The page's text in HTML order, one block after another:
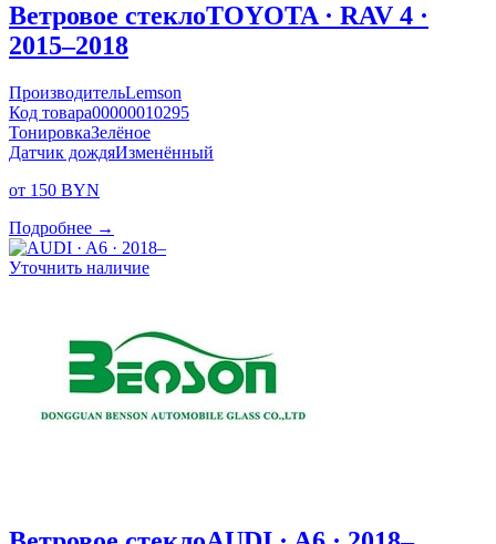
Ветровое стеклоTOYOTA · RAV 4 ·
2015–2018
ПроизводительLemson
Код товара00000010295
ТонировкаЗелёное
Датчик дождяИзменённый
от 150 BYN
Подробнее →
Уточнить наличие